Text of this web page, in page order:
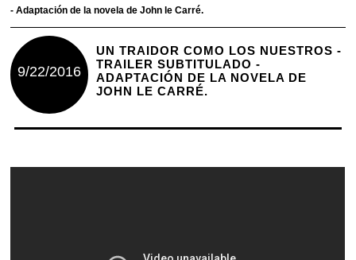
- Adaptación de la novela de John le Carré.
9/22/2016
UN TRAIDOR COMO LOS NUESTROS -
TRAILER SUBTITULADO -
ADAPTACIÓN DE LA NOVELA DE
JOHN LE CARRÉ.